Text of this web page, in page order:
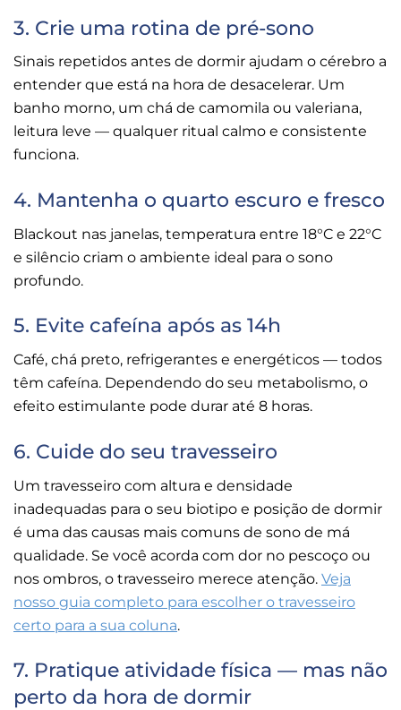
3. Crie uma rotina de pré-sono
Sinais repetidos antes de dormir ajudam o cérebro a
entender que está na hora de desacelerar. Um
banho morno, um chá de camomila ou valeriana,
leitura leve — qualquer ritual calmo e consistente
funciona.
4. Mantenha o quarto escuro e fresco
Blackout nas janelas, temperatura entre 18°C e 22°C
e silêncio criam o ambiente ideal para o sono
profundo.
5. Evite cafeína após as 14h
Café, chá preto, refrigerantes e energéticos — todos
têm cafeína. Dependendo do seu metabolismo, o
efeito estimulante pode durar até 8 horas.
6. Cuide do seu travesseiro
Um travesseiro com altura e densidade
inadequadas para o seu biotipo e posição de dormir
é uma das causas mais comuns de sono de má
qualidade. Se você acorda com dor no pescoço ou
nos ombros, o travesseiro merece atenção. Veja
nosso guia completo para escolher o travesseiro
certo para a sua coluna.
7. Pratique atividade física — mas não
perto da hora de dormir